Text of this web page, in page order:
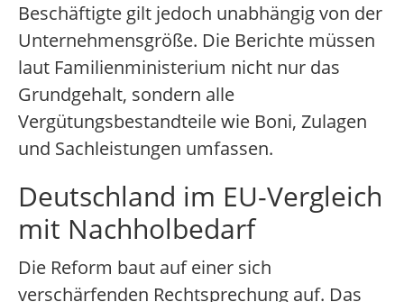
Beschäftigte gilt jedoch unabhängig von der
Unternehmensgröße. Die Berichte müssen
laut Familienministerium nicht nur das
Grundgehalt, sondern alle
Vergütungsbestandteile wie Boni, Zulagen
und Sachleistungen umfassen.
Deutschland im EU-Vergleich
mit Nachholbedarf
Die Reform baut auf einer sich
verschärfenden Rechtsprechung auf. Das